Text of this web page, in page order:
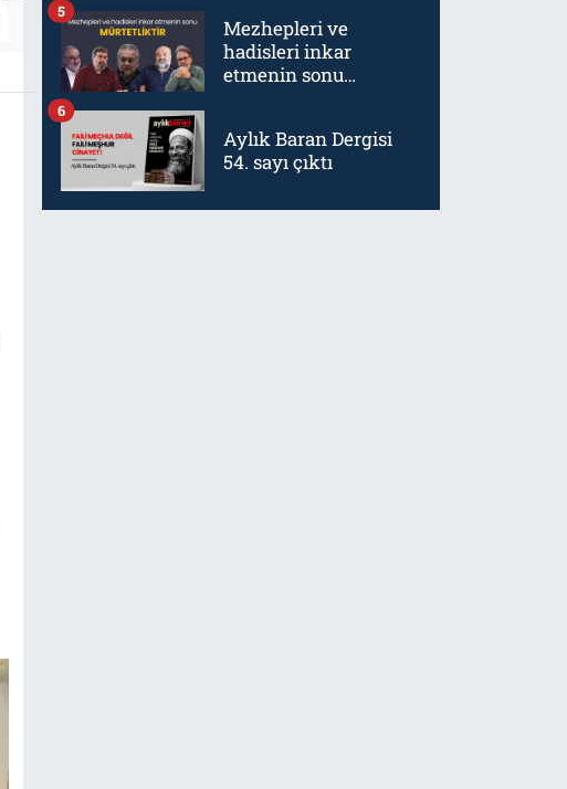
Mezhepleri ve
hadisleri inkar
etmenin sonu
5
Aylık Baran Dergisi
54. sayı çıktı
6